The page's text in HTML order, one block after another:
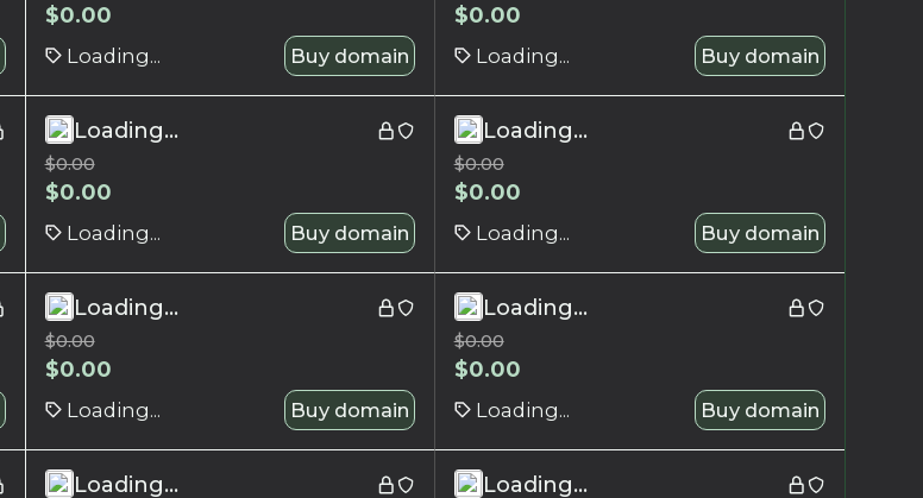
$0.00
Loading... Buy domain
$0.00
Loading... Buy domain
Loading...
$0.00
$0.00
Loading... Buy domain
Loading...
$0.00
$0.00
Loading... Buy domain
Loading...
$0.00
$0.00
Loading... Buy domain
Loading...
$0.00
$0.00
Loading... Buy domain
Loading... Loading...